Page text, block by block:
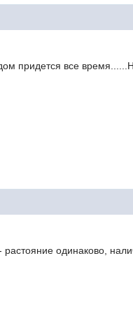
придется все
одинаково,